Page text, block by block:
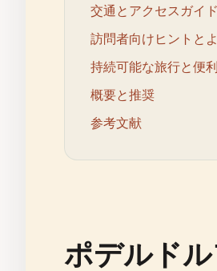
交通とアクセスガイド
訪問者向けヒントと
持続可能な旅行と便
概要と推奨
参考文献
ポデルド